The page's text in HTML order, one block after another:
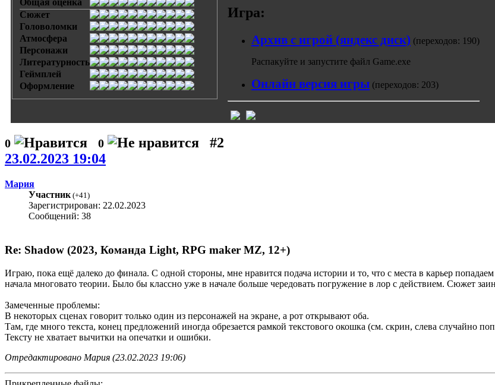
Общая оценка
Сюжет
Головоломки
Атмосфера
Персонажи
Литературность
Геймплей
Оформление
Игра:
Архив с игрой (яндекс диск) (переходов: 190)
Распакуйте и запустите файл Game.exe
Онлайн версия игры (переходов: 203)
0 0
#2
23.02.2023 19:04
Мария
Участник(+41)
Зарегистрирован: 22.02.2023
Сообщений: 38
Re: Shadow (2023, Команда Light, RPG maker MZ, 12+)
Играю, пока ещё далеко до финала. С одной стороны, мне нравится подача истории и то, что с места в карьер
начала многовато теории. Было бы классно уже в начале больше чередовать погружение в лор с действием. Сюжет
Замеченные проблемы:
В некоторых сценах говорит только один из персонажей на экране, а рот открывают оба.
Там, где много текста, конец предложений иногда обрезается рамкой текстового окошка (см. скрин, слева случайно
Тексту не хватает вычитки на опечатки и ошибки.
Отредактировано Мария (23.02.2023 19:06)